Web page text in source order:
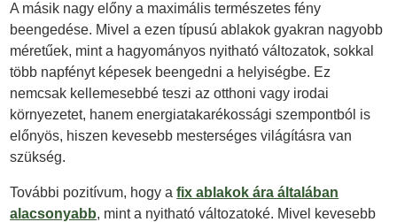
A másik nagy előny a maximális természetes fény
beengedése. Mivel a ezen típusú ablakok gyakran nagyobb
méretűek, mint a hagyományos nyitható változatok, sokkal
több napfényt képesek beengedni a helyiségbe. Ez
nemcsak kellemesebbé teszi az otthoni vagy irodai
környezetet, hanem energiatakarékossági szempontból is
előnyös, hiszen kevesebb mesterséges világításra van
szükség.
További pozitívum, hogy afix ablakok ára általában
alacsonyabb, mint a nyitható változatoké. Mivel kevesebb